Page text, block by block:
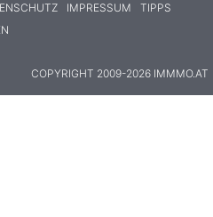
IMPRESSUM
TIPPS
COPYRIGHT 2009-2026 IMMMO.AT